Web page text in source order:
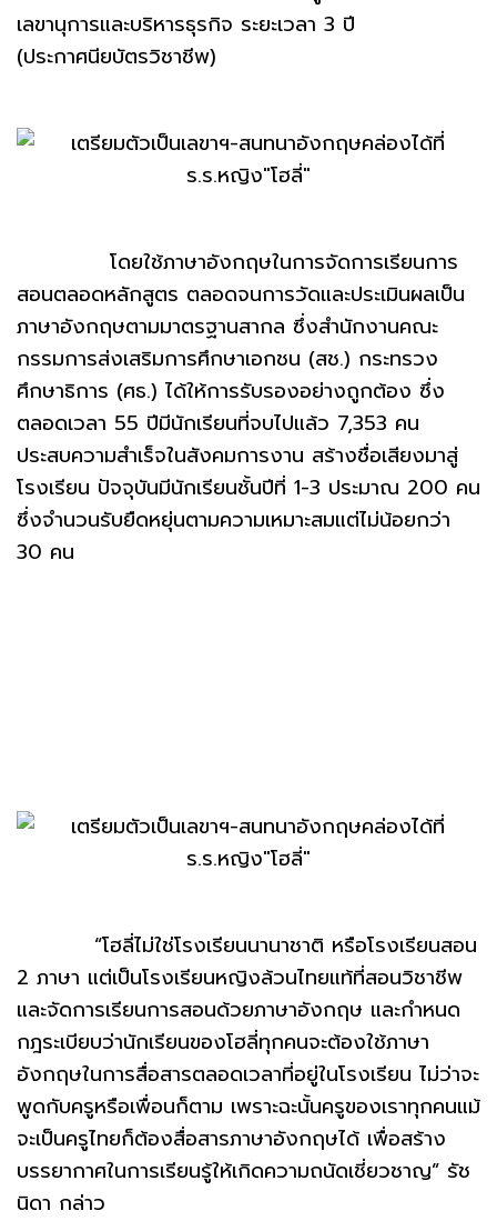
เลขานุการและบริหารธุรกิจ ระยะเวลา 3 ปี
(ประกาศนียบัตรวิชาชีพ)
โดยใช้ภาษาอังกฤษในการจัดการเรียนการ
สอนตลอดหลักสูตร ตลอดจนการวัดและประเมินผลเป็น
ภาษาอังกฤษตามมาตรฐานสากล ซึ่งสำนักงานคณะ
กรรมการส่งเสริมการศึกษาเอกชน (สช.) กระทรวง
ศึกษาธิการ (ศธ.) ได้ให้การรับรองอย่างถูกต้อง ซึ่ง
ตลอดเวลา 55 ปีมีนักเรียนที่จบไปแล้ว 7,353 คน
ประสบความสำเร็จในสังคมการงาน สร้างชื่อเสียงมาสู่
โรงเรียน ปัจจุบันมีนักเรียนชั้นปีที่ 1-3 ประมาณ 200 คน
ซึ่งจำนวนรับยืดหยุ่นตามความเหมาะสมแต่ไม่น้อยกว่า
30 คน
“โฮลี่ไม่ใช่โรงเรียนนานาชาติ หรือโรงเรียนสอน
2 ภาษา แต่เป็นโรงเรียนหญิงล้วนไทยแท้ที่สอนวิชาชีพ
และจัดการเรียนการสอนด้วยภาษาอังกฤษ และกำหนด
กฎระเบียบว่านักเรียนของโฮลี่ทุกคนจะต้องใช้ภาษา
อังกฤษในการสื่อสารตลอดเวลาที่อยู่ในโรงเรียน ไม่ว่าจะ
พูดกับครูหรือเพื่อนก็ตาม เพราะฉะนั้นครูของเราทุกคนแม้
จะเป็นครูไทยก็ต้องสื่อสารภาษาอังกฤษได้ เพื่อสร้าง
บรรยากาศในการเรียนรู้ให้เกิดความถนัดเชี่ยวชาญ” รัช
นิดา กล่าว